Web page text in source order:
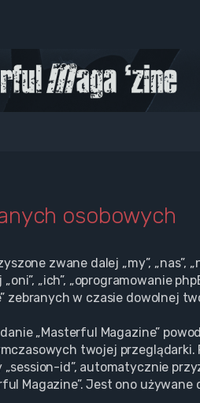
osobowych
zwane dalej „my”, „nas”,
„ich”, „oprogramowanie
zebranych w czasie dowolnej
„Masterful Magazine”
twojej
id”, automatycznie
Magazine”. Jest ono